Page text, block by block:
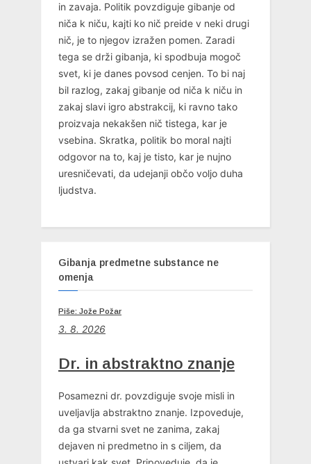
in zavaja. Politik povzdiguje gibanje od
niča k niču, kajti ko nič preide v neki drugi
nič, je to njegov izražen pomen. Zaradi
tega se drži gibanja, ki spodbuja mogoč
svet, ki je danes povsod cenjen. To bi naj
bil razlog, zakaj gibanje od niča k niču in
zakaj slavi igro abstrakcij, ki ravno tako
proizvaja nekakšen nič tistega, kar je
vsebina. Skratka, politik bo moral najti
odgovor na to, kaj je tisto, kar je nujno
uresničevati, da udejanji občo voljo duha
ljudstva.
Gibanja predmetne substance ne
omenja
Piše: Jože Požar
3. 8. 2026
Dr. in abstraktno znanje
Posamezni dr. povzdiguje svoje misli in
uveljavlja abstraktno znanje. Izpoveduje,
da ga stvarni svet ne zanima, zakaj
dejaven ni predmetno in s ciljem, da